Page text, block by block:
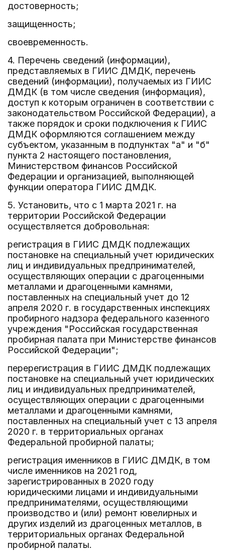
достоверность;
защищенность;
своевременность.
4. Перечень сведений (информации),
представляемых в ГИИС ДМДК, перечень
сведений (информации), получаемых из ГИИС
ДМДК (в том числе сведения (информация),
доступ к которым ограничен в соответствии с
законодательством Российской Федерации), а
также порядок и сроки подключения к ГИИС
ДМДК оформляются соглашением между
субъектом, указанным в подпунктах "а" и "б"
пункта 2 настоящего постановления,
Министерством финансов Российской
Федерации и организацией, выполняющей
функции оператора ГИИС ДМДК.
5. Установить, что с 1 марта 2021 г. на
территории Российской Федерации
осуществляется добровольная:
регистрация в ГИИС ДМДК подлежащих
постановке на специальный учет юридических
лиц и индивидуальных предпринимателей,
осуществляющих операции с драгоценными
металлами и драгоценными камнями,
поставленных на специальный учет до 12
апреля 2020 г. в государственных инспекциях
пробирного надзора федерального казенного
учреждения "Российская государственная
пробирная палата при Министерстве финансов
Российской Федерации";
перерегистрация в ГИИС ДМДК подлежащих
постановке на специальный учет юридических
лиц и индивидуальных предпринимателей,
осуществляющих операции с драгоценными
металлами и драгоценными камнями,
поставленных на специальный учет с 13 апреля
2020 г. в территориальных органах
Федеральной пробирной палаты;
регистрация именников в ГИИС ДМДК, в том
числе именников на 2021 год,
зарегистрированных в 2020 году
юридическими лицами и индивидуальными
предпринимателями, осуществляющими
производство и (или) ремонт ювелирных и
других изделий из драгоценных металлов, в
территориальных органах Федеральной
пробирной палаты.